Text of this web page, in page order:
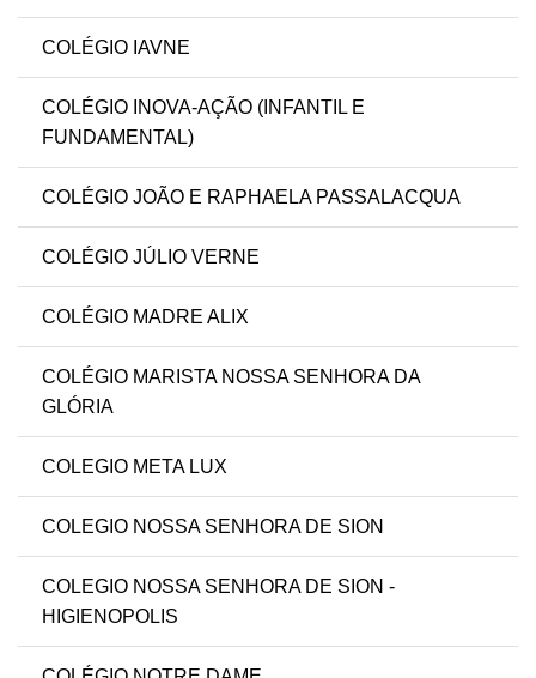
COLÉGIO IAVNE
COLÉGIO INOVA-AÇÃO (INFANTIL E
FUNDAMENTAL)
COLÉGIO JOÃO E RAPHAELA PASSALACQUA
COLÉGIO JÚLIO VERNE
COLÉGIO MADRE ALIX
COLÉGIO MARISTA NOSSA SENHORA DA
GLÓRIA
COLEGIO META LUX
COLEGIO NOSSA SENHORA DE SION
COLEGIO NOSSA SENHORA DE SION -
HIGIENOPOLIS